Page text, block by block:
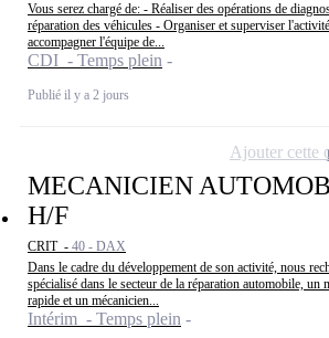
Vous serez chargé de: - Réaliser des opérations de
réparation des véhicules - Organiser et superviser
accompagner l'équipe de...
CDI - Temps plein
Publié il y a 2 jours
MECANICIEN
H/F
CRIT - 40 - DAX
Dans le cadre du développement de son activité, nous
spécialisé dans le secteur de la réparation automobile, un
rapide et un mécanicien...
Intérim - Temps plein
Ajouter cette